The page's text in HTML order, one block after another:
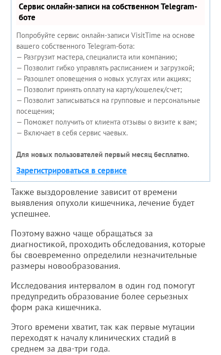
Сервис онлайн-записи на собственном Telegram-
боте
Попробуйте сервис онлайн-записи VisitTime на основе
вашего собственного Telegram-бота:
— Разгрузит мастера, специалиста или компанию;
— Позволит гибко управлять расписанием и загрузкой;
— Разошлет оповещения о новых услугах или акциях;
— Позволит принять оплату на карту/кошелек/счет;
— Позволит записываться на групповые и персональные
посещения;
— Поможет получить от клиента отзывы о визите к вам;
— Включает в себя сервис чаевых.
Для новых пользователей первый месяц бесплатно.
Зарегистрироваться в сервисе
Также выздоровление зависит от времени
выявления опухоли кишечника, лечение будет
успешнее.
Поэтому важно чаще обращаться за
диагностикой, проходить обследования, которые
бы своевременно определили незначительные
размеры новообразования.
Исследования интервалом в один год помогут
предупредить образование более серьезных
форм рака кишечника.
Этого времени хватит, так как первые мутации
переходят к началу клинических стадий в
среднем за два-три года.